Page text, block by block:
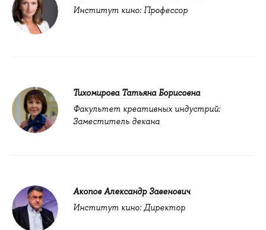
Институт кино: Профессор
Тихомирова Татьяна Борисовна
Факультет креативных индустрий:
Заместитель декана
Акопов Александр Завенович
Институт кино: Директор